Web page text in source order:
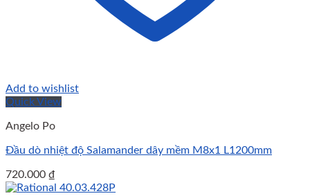
Add to wishlist
Quick View
Angelo Po
Đầu dò nhiệt độ Salamander dây mềm M8x1 L1200mm
720.000 ₫